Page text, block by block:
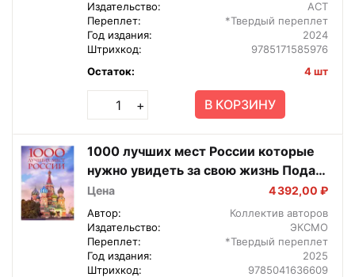
Издательство:
АСТ
Переплет:
*Твердый переплет
Год издания:
2024
Штрихкод:
9785171585976
Остаток:
4 шт
+ В КОРЗИНУ
1000 лучших мест России которые
нужно увидеть за свою жизнь Подар
Изд 4
Цена 4 392,00 ₽
Автор:
Коллектив авторов
Издательство:
ЭКСМО
Переплет:
*Твердый переплет
Год издания:
2025
Штрихкод:
9785041636609